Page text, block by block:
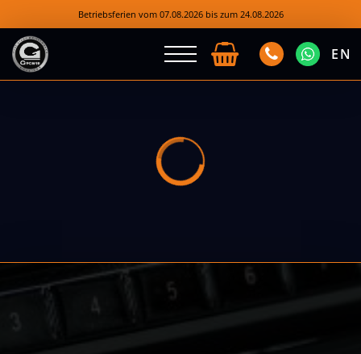
Betriebsferien vom 07.08.2026 bis zum 24.08.2026
EN